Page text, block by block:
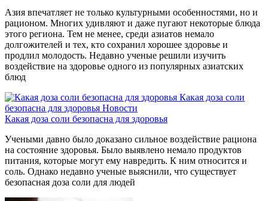
Азия впечатляет не только культурными особенностями, но и
рационом. Многих удивляют и даже пугают некоторые блюда
этого региона. Тем не менее, среди азиатов немало
долгожителей и тех, кто сохранил хорошее здоровье и
продлил молодость. Недавно ученые решили изучить
воздействие на здоровье одного из популярных азиатских
блюд
Какая доза соли
безопасна для здоровья Новости
Какая доза соли безопасна для здоровья
Учеными давно было доказано сильное воздействие рациона
на состояние здоровья. Было выявлено немало продуктов
питания, которые могут ему навредить. К ним относится и
соль. Однако недавно ученые выяснили, что существует
безопасная доза соли для людей